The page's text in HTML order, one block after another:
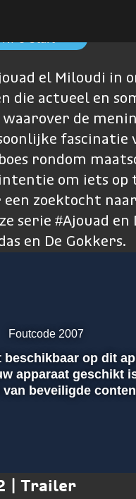
Start
el Miloudi in
die actueel en
de
fascinatie
rondom
om iets op
zoektocht
serie #Ajouad en
en De Gokkers.
Afspelen
Foutcode 2007
beschikbaar op dit
apparaat geschikt
van beveiligde
| Trailer